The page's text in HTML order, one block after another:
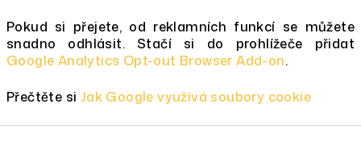
Pokud si přejete, od reklamních funkcí se můžete
snadno odhlásit. Stačí si do prohlížeče přidat
Google Analytics Opt-out Browser Add-on.
Přečtěte si Jak Google využívá soubory cookie